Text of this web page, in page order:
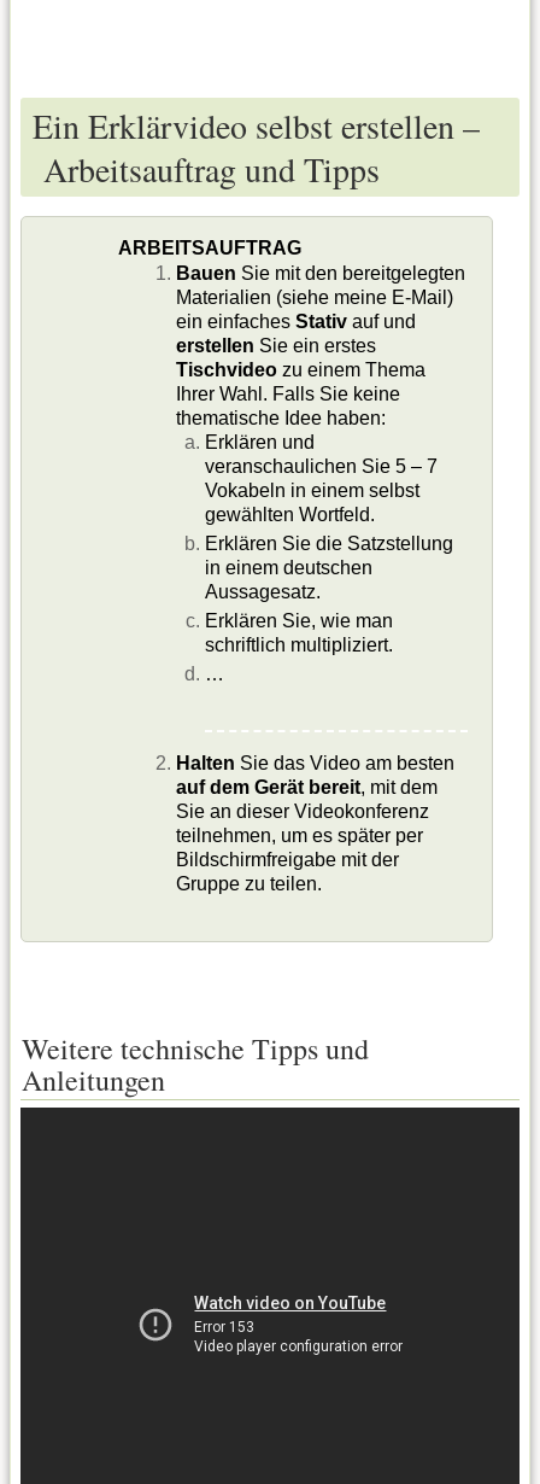
Ein Erklärvideo selbst erstellen –
Arbeitsauftrag und Tipps
ARBEITSAUFTRAG
Bauen Sie mit den bereitgelegten
Materialien (siehe meine E-Mail)
ein einfaches Stativ auf und
erstellen Sie ein erstes
Tischvideo zu einem Thema
Ihrer Wahl. Falls Sie keine
thematische Idee haben:
Erklären und
veranschaulichen Sie 5 – 7
Vokabeln in einem selbst
gewählten Wortfeld.
Erklären Sie die Satzstellung
in einem deutschen
Aussagesatz.
Erklären Sie, wie man
schriftlich multipliziert.
…
Halten Sie das Video am besten
auf dem Gerät bereit, mit dem
Sie an dieser Videokonferenz
teilnehmen, um es später per
Bildschirmfreigabe mit der
Gruppe zu teilen.
Weitere technische Tipps und
Anleitungen